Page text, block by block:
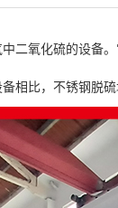
二氧化硫的设备
相比，不锈钢脱